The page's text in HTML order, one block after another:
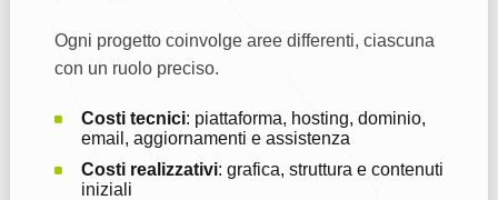
Ogni progetto coinvolge aree differenti, ciascuna
con un ruolo preciso.
Costi tecnici: piattaforma, hosting, dominio,
email, aggiornamenti e assistenza
Costi realizzativi: grafica, struttura e contenuti
iniziali